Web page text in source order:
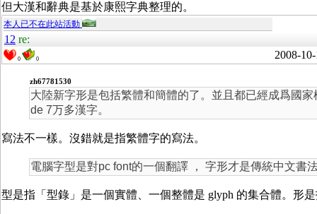
但大漢和辭典是基於康熙字典整理的。
本人已不在此站活動
12 re:
0 0 2008-
zh67781530
大陸新字形是包括繁體和簡體的了。並且都已經成爲國
de 7万多漢字。
寫法不一樣。沒錯就是指繁體字的寫法。
電腦字型是對pc font的一個翻譯 ， 字形才是傳統中文書
型是指「型錄」是一個實體、一個整體是 glyph 的集合體。形